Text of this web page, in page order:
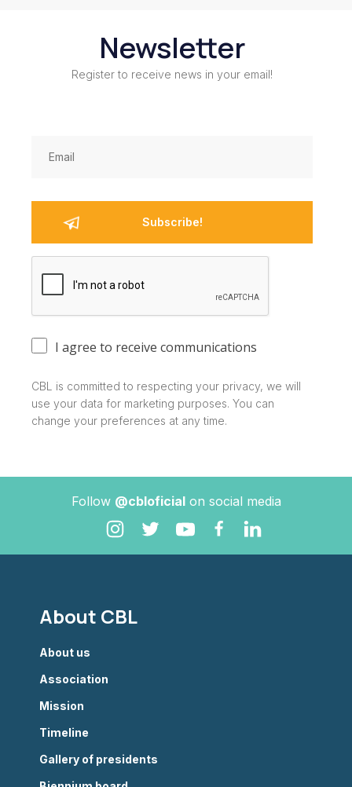
Newsletter
Register to receive news in your email!
I agree to receive communications
CBL is committed to respecting your privacy, we will
use your data for marketing purposes. You can
change your preferences at any time.
Follow @cbloficialon social media
About CBL
About us
Association
Mission
Timeline
Gallery of presidents